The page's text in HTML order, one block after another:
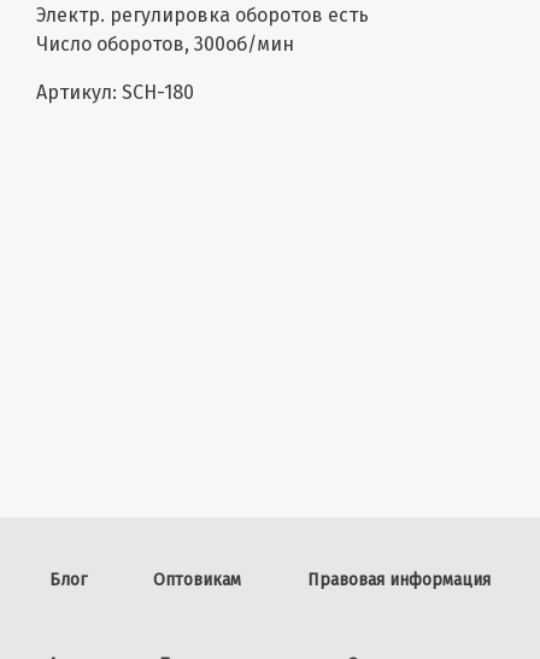
Электр. регулировка оборотов есть
Число оборотов, 300об/мин
Артикул: SCH-180
Блог Оптовикам Правовая информация